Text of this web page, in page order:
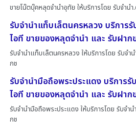
ขายโน๊ตบุ๊คหลุดจำนำอุทัย ให้บริการโดย รับจํานํ
รับจำนำแท็บเล็ตนครหลวง บริการ
ไอที ขายของหลุดจำนำ และ รับฝา
รับจำนำแท็บเล็ตนครหลวง ให้บริการโดย รับจํา
กช
รับจำนำมือถือพระประแดง บริการ
ไอที ขายของหลุดจำนำ และ รับฝา
รับจำนำมือถือพระประแดง ให้บริการโดย รับจํา
กช